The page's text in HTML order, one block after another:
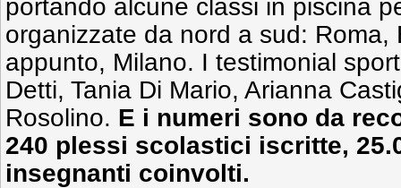
portando alcune classi in piscina
organizzate da nord a sud: Roma,
appunto, Milano. I testimonial
Detti, Tania Di Mario, Arianna
Rosolino. E i numeri sono da
240 plessi scolastici iscritte,
insegnanti coinvolti.